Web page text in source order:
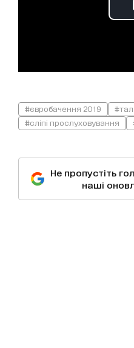
#євробачення 2019
#сліпі прослуховування
Не пропустіть
наші